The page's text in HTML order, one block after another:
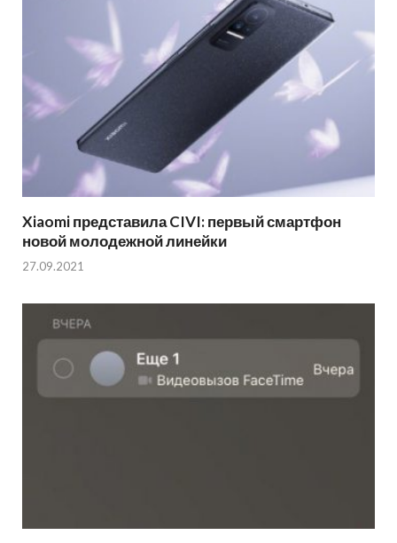
Xiaomi представила CIVI: первый смартфон
новой молодежной линейки
27.09.2021